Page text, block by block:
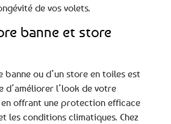
de vos volets.
banne et store
banne ou d’un store en toiles est
d’améliorer l’look de votre
offrant une protection efficace
les conditions climatiques. Chez